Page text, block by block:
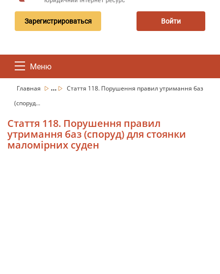
Зарегистрироваться Войти
Меню
Главная ...
Стаття 118. Порушення правил утримання баз
(споруд...
Стаття 118. Порушення правил
утримання баз (споруд) для стоянки
маломірних суден